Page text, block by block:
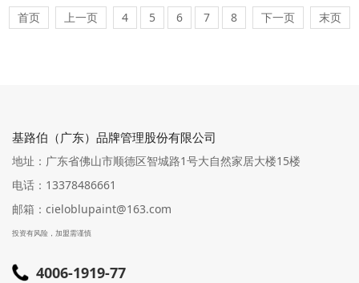
首页 上一页 4 5 6 7 8 下一页 末页
基路伯（广东）品牌管理股份有限公司
地址：广东省佛山市顺德区智城路1号大自然家居大楼15楼
电话：13378486661
邮箱：cieloblupaint@163.com
投资有风险，加盟需谨慎
4006-1919-77